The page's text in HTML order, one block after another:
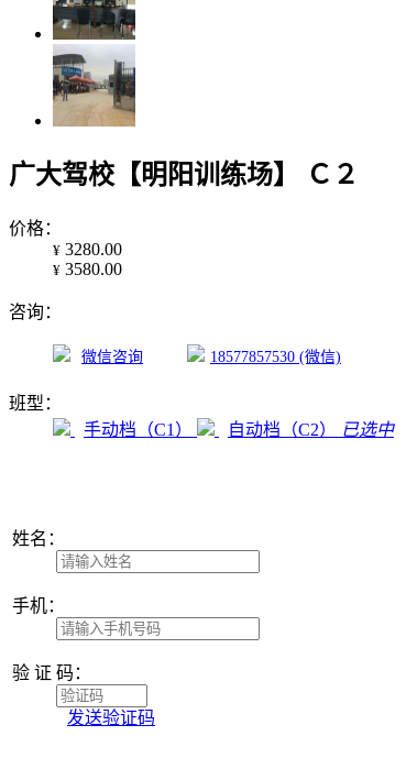
广大驾校【明阳训练场】 Ｃ２
价格：
¥ 3280.00
¥ 3580.00
咨询：
微信咨询 18577857530 (微信)
班型：
手动档（C1）
自动档（C2） 已选中
姓名：
手机：
验 证 码：
发送验证码